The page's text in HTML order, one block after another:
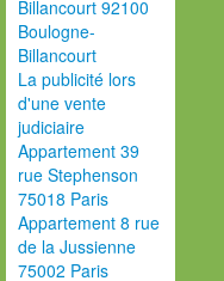
Billancourt 92100
Boulogne-
Billancourt
La publicité lors
d'une vente
judiciaire
Appartement 39
rue Stephenson
75018 Paris
Appartement 8 rue
de la Jussienne
75002 Paris